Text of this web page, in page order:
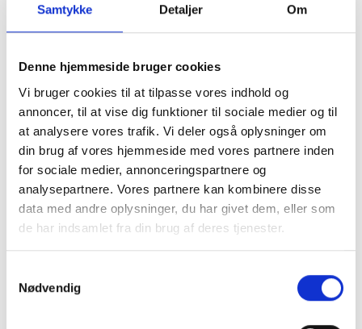
Samtykke Detaljer Om
Denne hjemmeside bruger cookies
Vi bruger cookies til at tilpasse vores indhold og
annoncer, til at vise dig funktioner til sociale medier og til
at analysere vores trafik. Vi deler også oplysninger om
din brug af vores hjemmeside med vores partnere inden
for sociale medier, annonceringspartnere og
analysepartnere. Vores partnere kan kombinere disse
data med andre oplysninger, du har givet dem, eller som
de har indsamlet fra din brug af deres tjenester.
Nødvendig